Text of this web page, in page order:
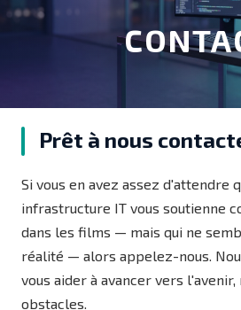
Prêt à nous
Si vous en avez assez d'attendre
infrastructure IT vous soutienne
dans les films — mais qui ne
réalité — alors appelez-nous.
vous aider à avancer vers
obstacles.